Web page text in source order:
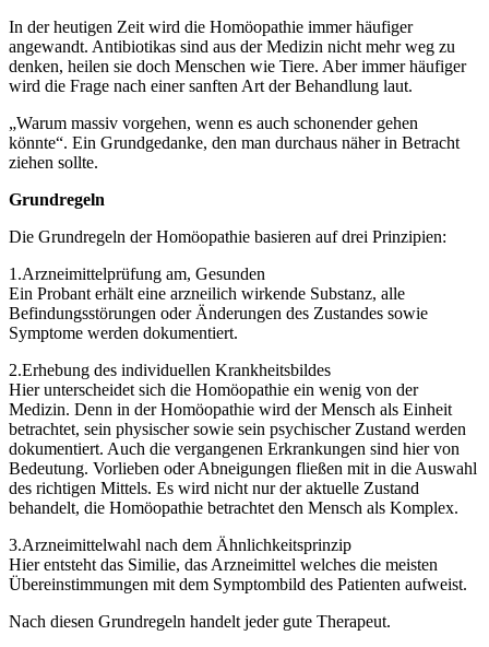
In der heutigen Zeit wird die Homöopathie immer häufiger
angewandt. Antibiotikas sind aus der Medizin nicht mehr weg zu
denken, heilen sie doch Menschen wie Tiere. Aber immer häufiger
wird die Frage nach einer sanften Art der Behandlung laut.
„Warum massiv vorgehen, wenn es auch schonender gehen
könnte“. Ein Grundgedanke, den man durchaus näher in Betracht
ziehen sollte.
Grundregeln
Die Grundregeln der Homöopathie basieren auf drei Prinzipien:
1.Arzneimittelprüfung am, Gesunden
Ein Probant erhält eine arzneilich wirkende Substanz, alle
Befindungsstörungen oder Änderungen des Zustandes sowie
Symptome werden dokumentiert.
2.Erhebung des individuellen Krankheitsbildes
Hier unterscheidet sich die Homöopathie ein wenig von der
Medizin. Denn in der Homöopathie wird der Mensch als Einheit
betrachtet, sein physischer sowie sein psychischer Zustand werden
dokumentiert. Auch die vergangenen Erkrankungen sind hier von
Bedeutung. Vorlieben oder Abneigungen fließen mit in die Auswahl
des richtigen Mittels. Es wird nicht nur der aktuelle Zustand
behandelt, die Homöopathie betrachtet den Mensch als Komplex.
3.Arzneimittelwahl nach dem Ähnlichkeitsprinzip
Hier entsteht das Similie, das Arzneimittel welches die meisten
Übereinstimmungen mit dem Symptombild des Patienten aufweist.
Nach diesen Grundregeln handelt jeder gute Therapeut.